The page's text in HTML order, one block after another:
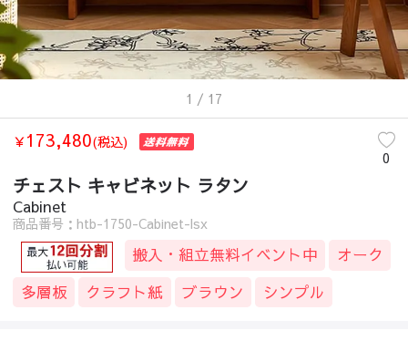
1 / 17
￥173,480(税込)
0
チェスト キャビネット ラタン
Cabinet
商品番号：htb-1750-Cabinet-lsx
搬入・組立無料イベント中
オーク
多層板
クラフト紙 ブラウン シンプル